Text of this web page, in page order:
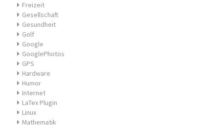
Freizeit
Gesellschaft
Gesundheit
Golf
Google
GooglePhotos
GPS
Hardware
Humor
Internet
LaTex Plugin
Linux
Mathematik